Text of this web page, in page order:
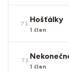
71.Hošťálky
1 člen
72.
1 člen